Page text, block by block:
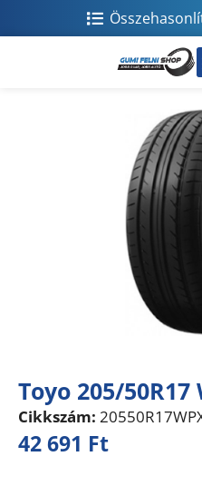
Toyo 205/50R17
Cikkszám:
42 691 Ft